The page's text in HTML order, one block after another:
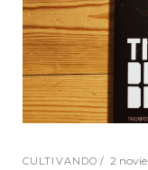
CULTIVANDO 2